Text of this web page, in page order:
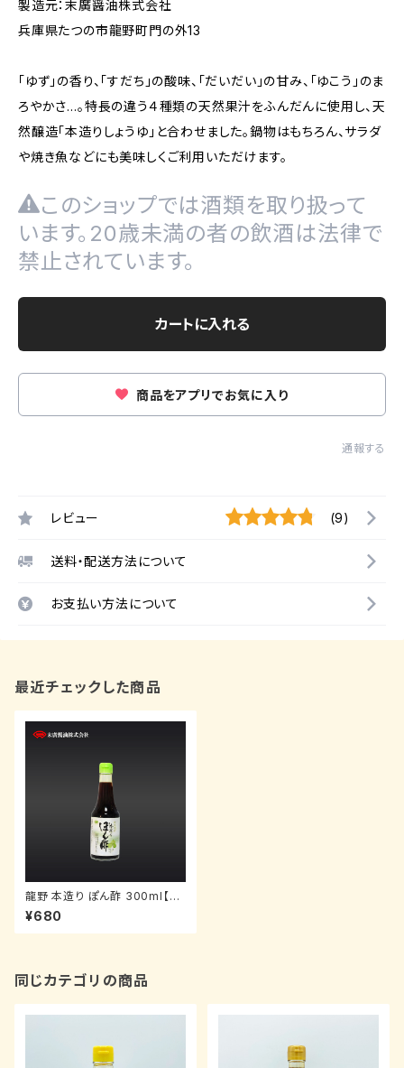
製造元：末廣醤油株式会社
兵庫県たつの市龍野町門の外13
「ゆず」の香り、「すだち」の酸味、「だいだい」の甘み、「ゆこう」のま
ろやかさ…。特長の違う４種類の天然果汁をふんだんに使用し、天
然醸造「本造りしょうゆ」と合わせました。鍋物はもちろん、サラダ
や焼き魚などにも美味しくご利用いただけます。
このショップでは酒類を取り扱って
います。20歳未満の者の飲酒は法律で
禁止されています。
カートに入れる
商品をアプリでお気に入り
通報する
レビュー (9)
送料・配送方法について
お支払い方法について
最近チェックした商品
龍野 本造り ぽん酢 300ml【末
廣醤油】
¥680
同じカテゴリの商品